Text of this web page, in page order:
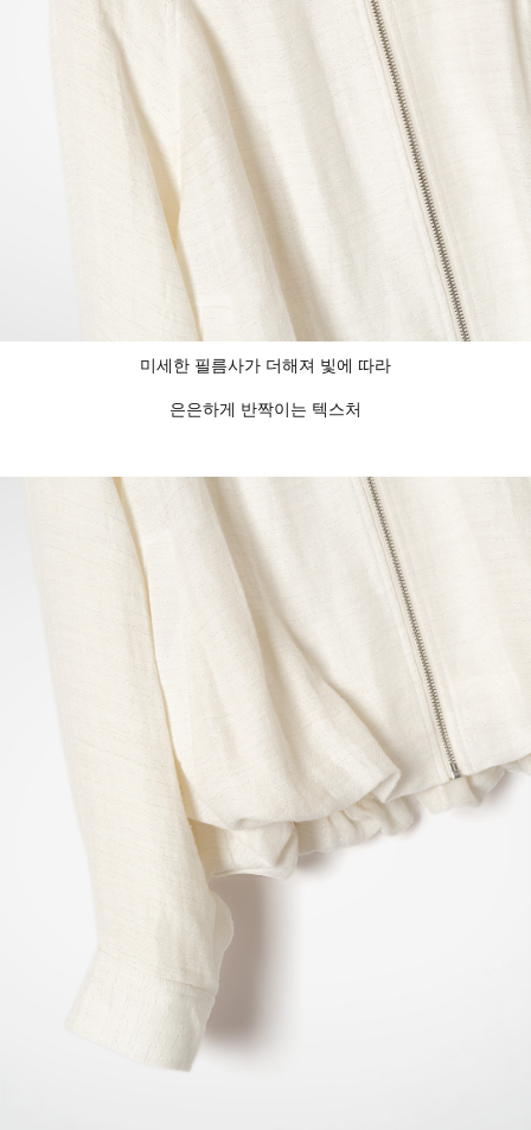
미세한 필름사가 더해져 빛에 따라
은은하게 반짝이는 텍스처